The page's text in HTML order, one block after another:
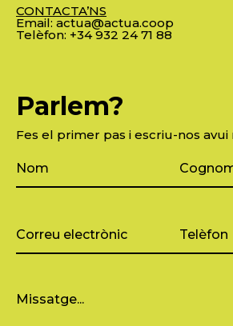
CONTACTA’NS
Email: actua@actua.coop
Telèfon: +34 932 24 71 88
Parlem?
Fes el primer pas i escriu-nos avui